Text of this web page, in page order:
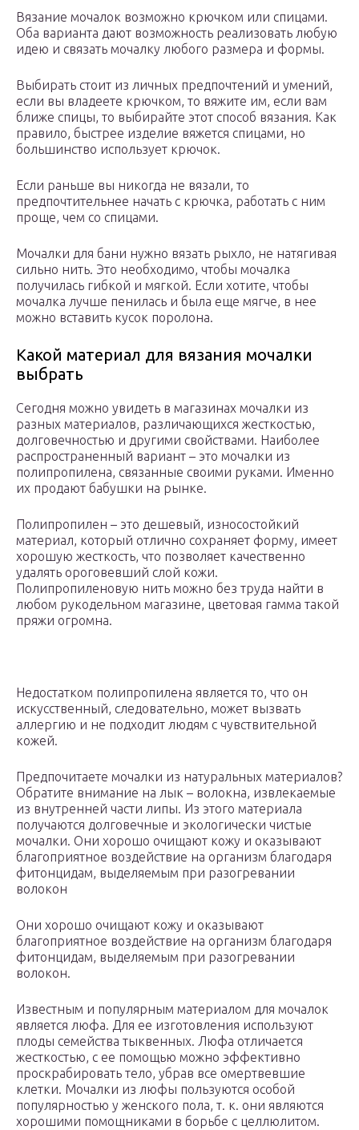
Вязание мочалок возможно крючком или спицами.
Оба варианта дают возможность реализовать любую
идею и связать мочалку любого размера и формы.
Выбирать стоит из личных предпочтений и умений,
если вы владеете крючком, то вяжите им, если вам
ближе спицы, то выбирайте этот способ вязания. Как
правило, быстрее изделие вяжется спицами, но
большинство использует крючок.
Если раньше вы никогда не вязали, то
предпочтительнее начать с крючка, работать с ним
проще, чем со спицами.
Мочалки для бани нужно вязать рыхло, не натягивая
сильно нить. Это необходимо, чтобы мочалка
получилась гибкой и мягкой. Если хотите, чтобы
мочалка лучше пенилась и была еще мягче, в нее
можно вставить кусок поролона.
Какой материал для вязания мочалки
выбрать
Сегодня можно увидеть в магазинах мочалки из
разных материалов, различающихся жесткостью,
долговечностью и другими свойствами. Наиболее
распространенный вариант – это мочалки из
полипропилена, связанные своими руками. Именно
их продают бабушки на рынке.
Полипропилен – это дешевый, износостойкий
материал, который отлично сохраняет форму, имеет
хорошую жесткость, что позволяет качественно
удалять ороговевший слой кожи.
Полипропиленовую нить можно без труда найти в
любом рукодельном магазине, цветовая гамма такой
пряжи огромна.
Недостатком полипропилена является то, что он
искусственный, следовательно, может вызвать
аллергию и не подходит людям с чувствительной
кожей.
Предпочитаете мочалки из натуральных материалов?
Обратите внимание на лык – волокна, извлекаемые
из внутренней части липы. Из этого материала
получаются долговечные и экологически чистые
мочалки. Они хорошо очищают кожу и оказывают
благоприятное воздействие на организм благодаря
фитонцидам, выделяемым при разогревании
волокон
Они хорошо очищают кожу и оказывают
благоприятное воздействие на организм благодаря
фитонцидам, выделяемым при разогревании
волокон.
Известным и популярным материалом для мочалок
является люфа. Для ее изготовления используют
плоды семейства тыквенных. Люфа отличается
жесткостью, с ее помощью можно эффективно
проскрабировать тело, убрав все омертвевшие
клетки. Мочалки из люфы пользуются особой
популярностью у женского пола, т. к. они являются
хорошими помощниками в борьбе с целлюлитом.